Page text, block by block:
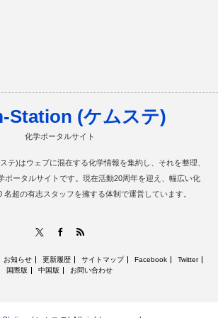
Station (ケムステ)
化学ポータルサイト
テ)はウェブに混在する化学情報を集約し、それを整理、
ポータルサイトです。現在活動20周年を迎え、幅広い化
超の有志スタッフを擁する体制で運営しています。
Facebook
お知らせ 更新履歴 サイトマップ Facebook
Twitter
国際版
中国版 お問い合わせ